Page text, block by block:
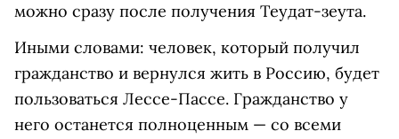
можно сразу после получения Теудат-зеута.
Иными словами: человек, который получил
гражданство и вернулся жить в Россию, будет
пользоваться Лессе-Пассе. Гражданство у
него останется полноценным — со всеми